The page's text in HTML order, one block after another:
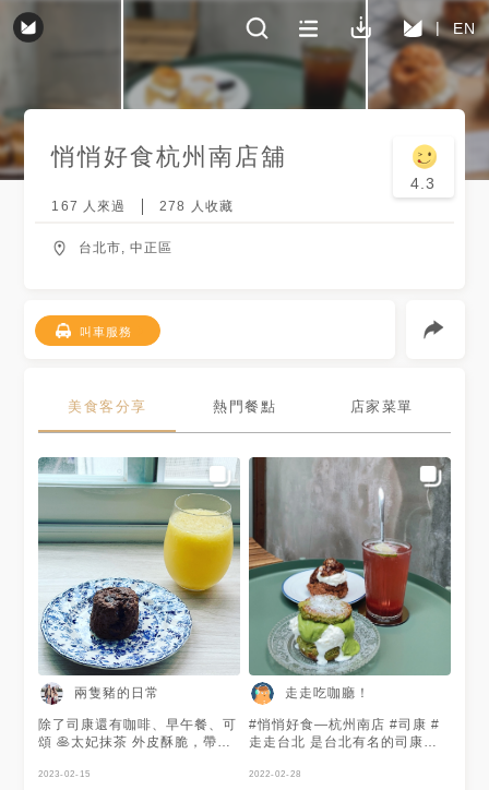
EN
悄悄好食杭州南店舖
4.3
167 人來過 278 人收藏
台北市, 中正區
叫車服務
美食客分享 熱門餐點 店家菜單
兩隻豬的日常
除了司康還有咖啡、早午餐、可
頌 🥞太妃抹茶 外皮酥脆，帶有
加鮮奶油的服務 而且可以回烤
2023-02-15
走走吃咖廳！
#悄悄好食—杭州南店 #司康 #
走走台北 是台北有名的司康專
單，平日生意就不錯了，假日更
2022-02-28